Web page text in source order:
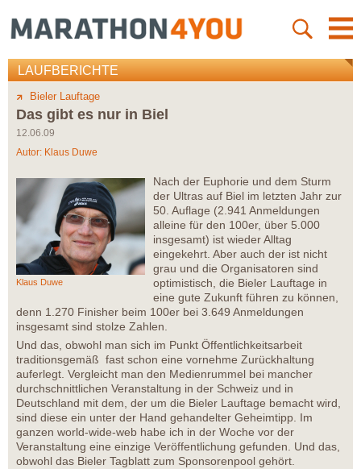
LAUFBERICHTE
Bieler Lauftage
Das gibt es nur in Biel
12.06.09
Autor: Klaus Duwe
Klaus Duwe
Nach der Euphorie und dem Sturm
der Ultras auf Biel im letzten Jahr zur
50. Auflage (2.941 Anmeldungen
alleine für den 100er, über 5.000
insgesamt) ist wieder Alltag
eingekehrt. Aber auch der ist nicht
grau und die Organisatoren sind
optimistisch, die Bieler Lauftage in
eine gute Zukunft führen zu können,
denn 1.270 Finisher beim 100er bei 3.649 Anmeldungen
insgesamt sind stolze Zahlen.
Und das, obwohl man sich im Punkt Öffentlichkeitsarbeit
traditionsgemäß fast schon eine vornehme Zurückhaltung
auferlegt. Vergleicht man den Medienrummel bei mancher
durchschnittlichen Veranstaltung in der Schweiz und in
Deutschland mit dem, der um die Bieler Lauftage bemacht wird,
sind diese ein unter der Hand gehandelter Geheimtipp. Im
ganzen world-wide-web habe ich in der Woche vor der
Veranstaltung eine einzige Veröffentlichung gefunden. Und das,
obwohl das Bieler Tagblatt zum Sponsorenpool gehört.